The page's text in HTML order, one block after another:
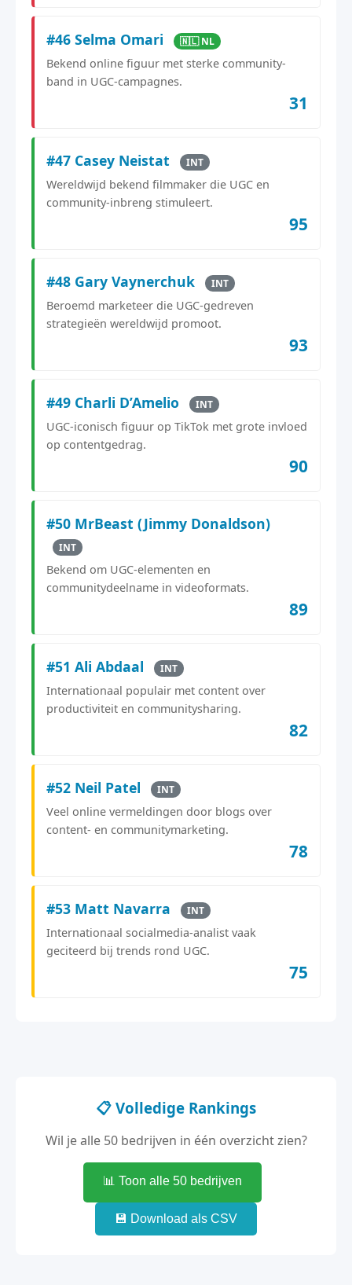
#46 Selma Omari 🇳🇱 NL
Bekend online figuur met sterke community-
band in UGC-campagnes.
31
#47 Casey Neistat INT
Wereldwijd bekend filmmaker die UGC en
community-inbreng stimuleert.
95
#48 Gary Vaynerchuk INT
Beroemd marketeer die UGC-gedreven
strategieën wereldwijd promoot.
93
#49 Charli D’Amelio INT
UGC-iconisch figuur op TikTok met grote invloed
op contentgedrag.
90
#50 MrBeast (Jimmy Donaldson)
INT
Bekend om UGC-elementen en
communitydeelname in videoformats.
89
#51 Ali Abdaal INT
Internationaal populair met content over
productiviteit en communitysharing.
82
#52 Neil Patel INT
Veel online vermeldingen door blogs over
content- en communitymarketing.
78
#53 Matt Navarra INT
Internationaal socialmedia-analist vaak
geciteerd bij trends rond UGC.
75
📋 Volledige Rankings
Wil je alle 50 bedrijven in één overzicht zien?
📊 Toon alle 50 bedrijven
💾 Download als CSV